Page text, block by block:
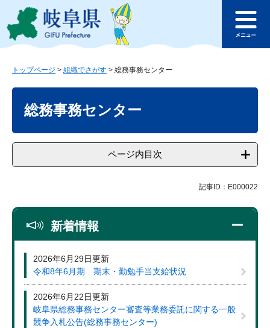
ジ
ュ
このページの本文へ
ュ
トップページ > 組織でさがす > 総務事務センター
総務事務センター
ページ内目次
記事ID：E000022
新着情報
2026年6月29日更新
令和8年6月期 期末・勤勉手当支給状況
2026年6月22日更新
岐阜県総務事務センター審査等業務委託に関する一般
競争入札公告(総務事務センター)